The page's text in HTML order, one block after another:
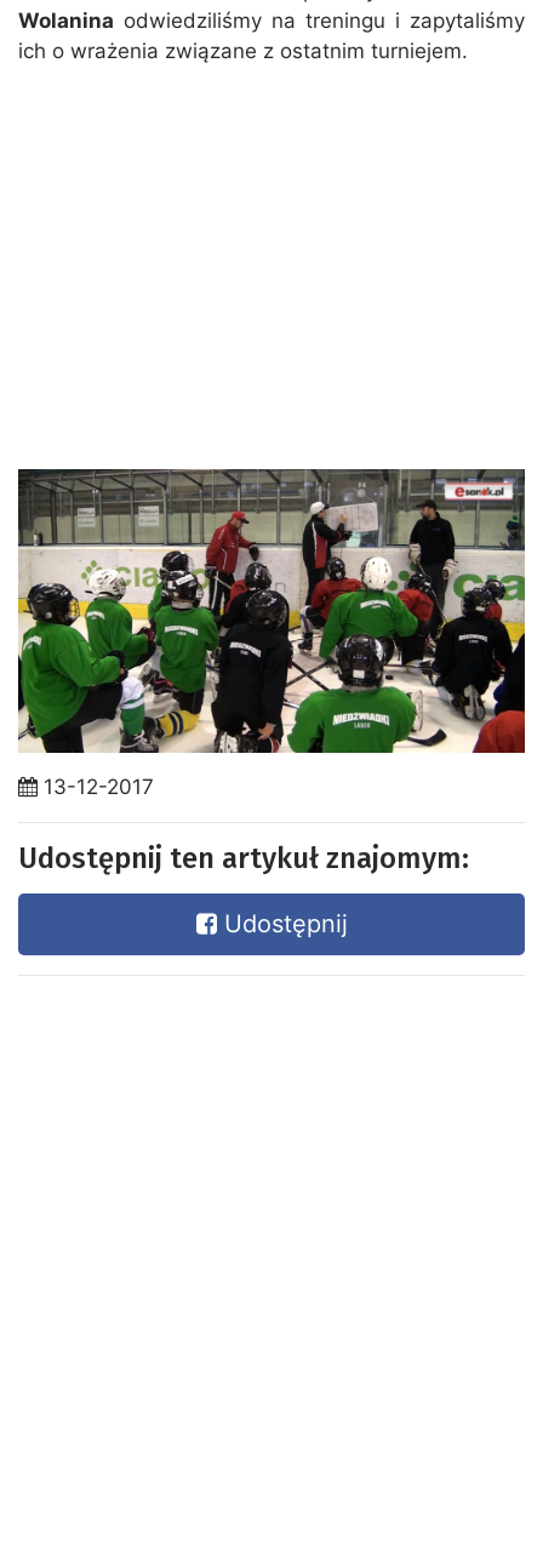
Wolanina odwiedziliśmy na treningu i zapytaliśmy
ich o wrażenia związane z ostatnim turniejem.
13-12-2017
Udostępnij ten artykuł znajomym:
Udostępnij